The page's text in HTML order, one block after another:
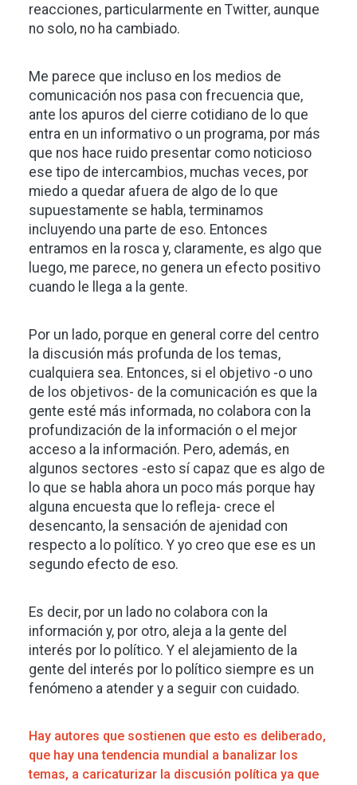
reacciones, particularmente en Twitter, aunque
no solo, no ha cambiado.
Me parece que incluso en los medios de
comunicación nos pasa con frecuencia que,
ante los apuros del cierre cotidiano de lo que
entra en un informativo o un programa, por más
que nos hace ruido presentar como noticioso
ese tipo de intercambios, muchas veces, por
miedo a quedar afuera de algo de lo que
supuestamente se habla, terminamos
incluyendo una parte de eso. Entonces
entramos en la rosca y, claramente, es algo que
luego, me parece, no genera un efecto positivo
cuando le llega a la gente.
Por un lado, porque en general corre del centro
la discusión más profunda de los temas,
cualquiera sea. Entonces, si el objetivo -o uno
de los objetivos- de la comunicación es que la
gente esté más informada, no colabora con la
profundización de la información o el mejor
acceso a la información. Pero, además, en
algunos sectores -esto sí capaz que es algo de
lo que se habla ahora un poco más porque hay
alguna encuesta que lo refleja- crece el
desencanto, la sensación de ajenidad con
respecto a lo político. Y yo creo que ese es un
segundo efecto de eso.
Es decir, por un lado no colabora con la
información y, por otro, aleja a la gente del
interés por lo político. Y el alejamiento de la
gente del interés por lo político siempre es un
fenómeno a atender y a seguir con cuidado.
Hay autores que sostienen que esto es deliberado,
que hay una tendencia mundial a banalizar los
temas, a caricaturizar la discusión política ya que